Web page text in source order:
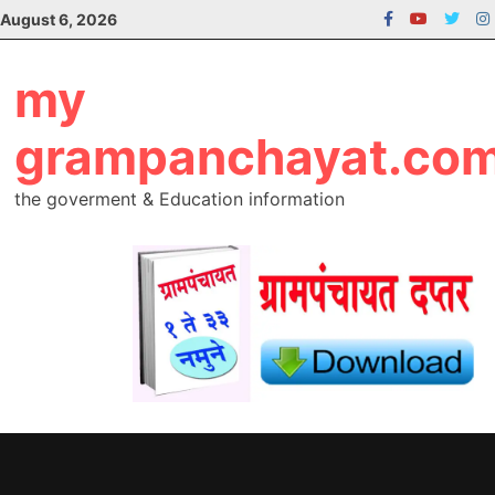
Skip
to
August 6, 2026
my
the goverment & Education information